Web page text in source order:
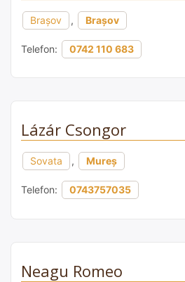
Brașov , Brașov
Telefon: 0742 110 683
Lázár Csongor
Sovata , Mureș
Telefon: 0743757035
Neagu Romeo